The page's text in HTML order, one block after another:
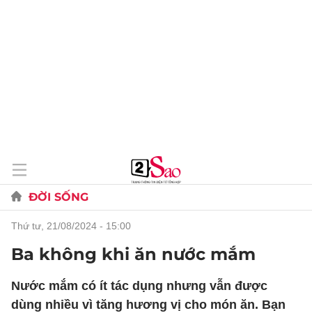
ĐỜI SỐNG
thứ tư, 21/08/2024 - 15:00
Ba không khi ăn nước mắm
Nước mắm có ít tác dụng nhưng vẫn được
dùng nhiều vì tăng hương vị cho món ăn. Bạn